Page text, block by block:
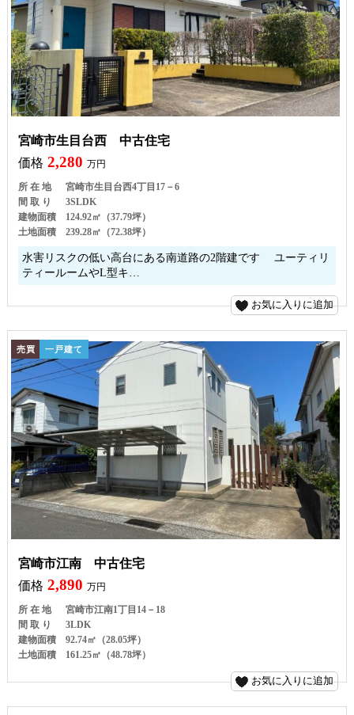
宮崎市生目台西 中古住宅
価格 2,280 万円
所 在 地
宮崎市生目台西4丁目17－6
間 取 り
3SLDK
建物面積
124.92㎡（37.79坪）
土地面積
239.28㎡（72.38坪）
水害リスクの低い高台にある南道路の2階建です ユーティリ
ティールームやL型キ…
お気に入りに追加
売買 一戸建て
宮崎市江南 中古住宅
価格 2,890 万円
所 在 地
宮崎市江南1丁目14－18
間 取 り
3LDK
建物面積
92.74㎡（28.05坪）
土地面積
161.25㎡（48.78坪）
お気に入りに追加